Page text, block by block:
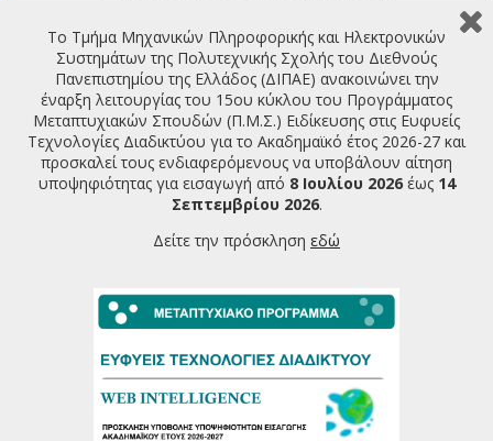
Πρόσκληση υποβολής υποψηφιότητας για την εισαγωγή
φοιτητών στο ΠΜΣ Ευφυείς Τεχνολογίες Διαδικτύου
2026-2027
07/07/2026
Πρόγραμμα Παρουσιάσεων Μεταπτυχιακών Διπλωματικών
Εργασιών Ιούνιος 2026
22/06/2026
Πρόγραμμα Εξεταστικής Περιόδου Εαρινού Εξαμήνου
Πρόγραμμα Παρουσιάσεων Μεταπτυχιακών Διπλωματικών
19/02/2026
Το Τμήμα Μηχανικών Πληροφορικής και Ηλεκτρονικών
Συστημάτων της Πολυτεχνικής Σχολής του Διεθνούς
Πανεπιστημίου της Ελλάδος (ΔΙΠΑΕ) ανακοινώνει την
έναρξη λειτουργίας του 15ου κύκλου του Προγράμματος
Μεταπτυχιακών Σπουδών (Π.Μ.Σ.) Ειδίκευσης στις Ευφυείς
Τεχνολογίες Διαδικτύου για το Ακαδημαϊκό έτος 2026-27 και
προσκαλεί τους ενδιαφερόμενους να υποβάλουν αίτηση
υποψηφιότητας για εισαγωγή από 8 Ιουλίου 2026 έως 14
Σεπτεμβρίου 2026.
Δείτε την πρόσκληση εδώ